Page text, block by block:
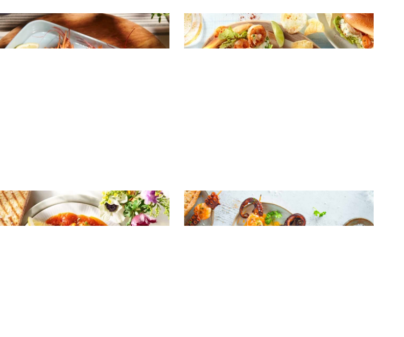
στη σχάρα με δροσερό ντιπ
Lobster Roll Style με γαρίδες, μπριός και
δροσερή σος
ΣΑΝΤΟΥΙΤΣ
γιαχνί με πατάτες και πιπεριές Σουβλάκι θαλασσινών
ΘΑΛΑΣΣΙΝΑ